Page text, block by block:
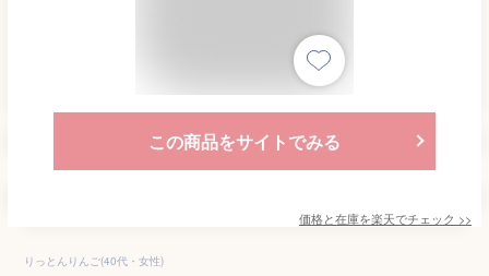
この商品をサイトでみる
価格と在庫を楽天でチェック >>
りっとんりんご(40代・女性)